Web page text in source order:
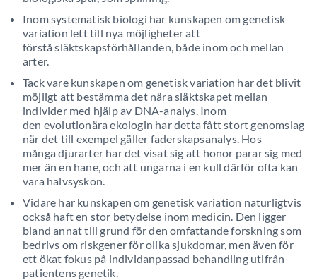
Inom systematisk biologi har kunskapen om genetisk
variation lett till nya möjligheter att
förstå släktskapsförhållanden, både inom och mellan
arter.
Tack vare kunskapen om genetisk variation har det blivit
möjligt att bestämma det nära släktskapet mellan
individer med hjälp av DNA-analys. Inom
den evolutionära ekologin har detta fått stort genomslag
när det till exempel gäller faderskapsanalys. Hos
många djurarter har det visat sig att honor parar sig med
mer än en hane, och att ungarna i en kull därför ofta kan
vara halvsyskon.
Vidare har kunskapen om genetisk variation naturligtvis
också haft en stor betydelse inom medicin. Den ligger
bland annat till grund för den omfattande forskning som
bedrivs om riskgener för olika sjukdomar, men även för
ett ökat fokus på individanpassad behandling utifrån
patientens genetik.